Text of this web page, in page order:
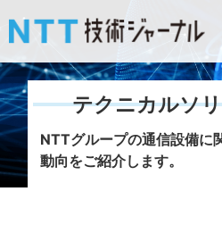
新着情
テクニカルソ
NTTグループの通信設備に
動向をご紹介します。